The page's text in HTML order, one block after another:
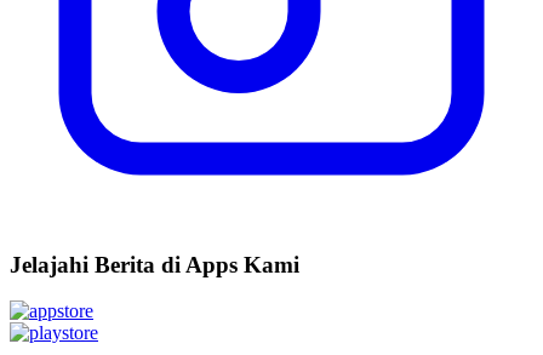
Jelajahi Berita di Apps Kami